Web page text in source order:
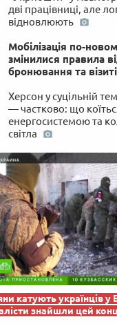
дві працівниці, але
відновлюють
Мобілізація по-
змінилися правила
бронювання та
Херсон у суцільній
— частково: що
енергосистемою та
світла
катують українців у
знайшли цей